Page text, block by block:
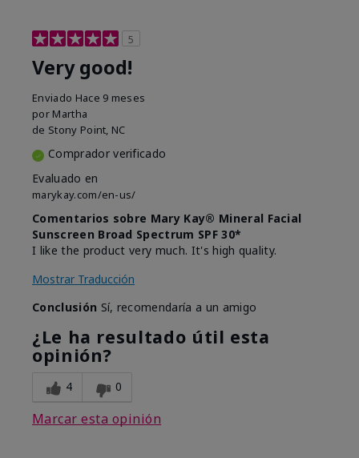
5
Very good!
Enviado Hace 9 meses
por Martha
de Stony Point, NC
Comprador verificado
Evaluado en
marykay.com/en-us/
Comentarios sobre Mary Kay® Mineral Facial
Sunscreen Broad Spectrum SPF 30*
I like the product very much. It's high quality.
Mostrar Traducción
Conclusión Sí, recomendaría a un amigo
¿Le ha resultado útil esta
opinión?
4 0
Marcar esta opinión